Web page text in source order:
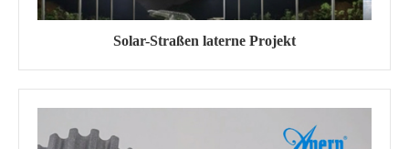
Solar-Straßen laterne Projekt